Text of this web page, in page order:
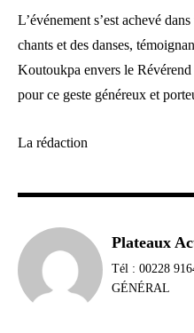
L’événement s’est achevé
chants et des danses,
Koutoukpa envers le
pour ce geste généreux et
La rédaction
Plateaux
Tél : 00228
GÉNÉRAL